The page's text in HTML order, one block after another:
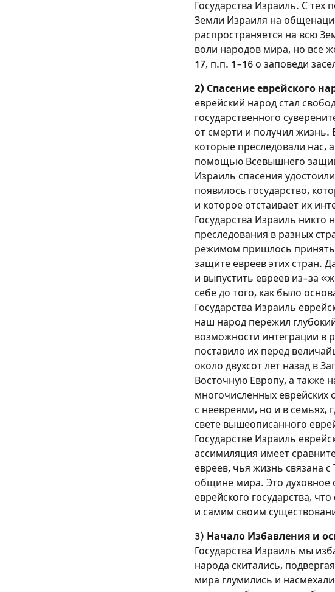
Государства Израиль. С тех
Земли Израиля на
распространяется на всю
воли народов мира, но все
17, п.п. 1-16 о заповеди
2) Спасение еврейского
еврейский народ стал
государственного
от смерти и получил жизнь.
которые преследовали нас,
помощью Всевышнего
Израиль спасения
появилось государство,
и которое отстаивает их
Государства Израиль никто
преследования в разных
режимом пришлось принять
защите евреев этих стран.
и выпустить евреев из-за
себе до того, как было
Государства Израиль
наш народ пережил
возможности интеграции в
поставило их перед
около двухсот лет назад в
Восточную Европу, а также
многочисленных еврейских
с неевреями, но и в семьях,
свете вышеописанного
Государстве Израиль
ассимиляция имеет
евреев, чья жизнь связана
общине мира. Это духовное
еврейского государства,
и самим своим
3) Начало Избавления и
Государства Израиль мы
народа скитались,
мира глумились и
Чтобы
Чтобы
Чтобы